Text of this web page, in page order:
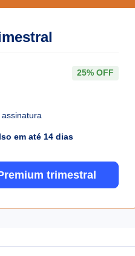
25% OFF
em até 14 dias
trimestral